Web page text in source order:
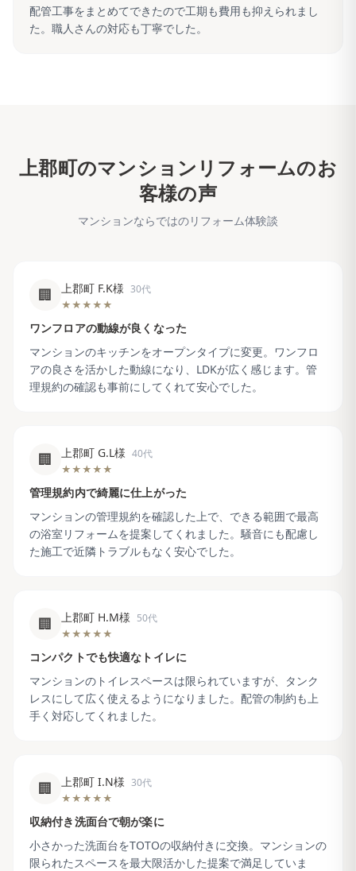
配管工事をまとめてできたので工期も費用も抑えられまし
た。職人さんの対応も丁寧でした。
上郡町のマンションリフォームのお
客様の声
マンションならではのリフォーム体験談
🏢 上郡町 F.K様 30代
★★★★★
ワンフロアの動線が良くなった
マンションのキッチンをオープンタイプに変更。ワンフロ
アの良さを活かした動線になり、LDKが広く感じます。管
理規約の確認も事前にしてくれて安心でした。
🏢 上郡町 G.L様 40代
★★★★★
管理規約内で綺麗に仕上がった
マンションの管理規約を確認した上で、できる範囲で最高
の浴室リフォームを提案してくれました。騒音にも配慮し
た施工で近隣トラブルもなく安心でした。
🏢 上郡町 H.M様 50代
★★★★★
コンパクトでも快適なトイレに
マンションのトイレスペースは限られていますが、タンク
レスにして広く使えるようになりました。配管の制約も上
手く対応してくれました。
🏢 上郡町 I.N様 30代
★★★★★
収納付き洗面台で朝が楽に
小さかった洗面台をTOTOの収納付きに交換。マンションの
限られたスペースを最大限活かした提案で満足していま